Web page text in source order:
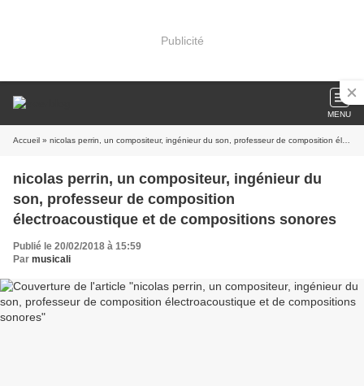
Publicité
MENU
Accueil » nicolas perrin, un compositeur, ingénieur du son, professeur de composition électroacoustique et de compositions sonores
nicolas perrin, un compositeur, ingénieur du
son, professeur de composition
électroacoustique et de compositions sonores
Publié le 20/02/2018 à 15:59
Par musicali